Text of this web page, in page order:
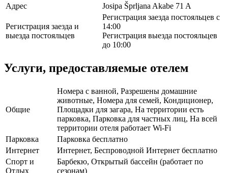
Адрес
Josipa Šprljana Akabe 71 A
Регистрация заезда и
выезда постояльцев
Регистрация заезда постояльцев с
14:00
Регистрация выезда постояльцев
до 10:00
Услуги, предоставляемые отелем
Общие
Номера с ванной, Разрешены домашние
животные, Номера для семей, Кондиционер,
Площадки для загара, На территории есть
парковка, Парковка для частных лиц, На всей
территории отеля работает Wi-Fi
Парковка
Парковка бесплатно
Интернет
Интернет, Беспроводной Интернет бесплатно
Спорт и
Отдых
Барбекю, Открытый бассейн (работает по
сезонам)